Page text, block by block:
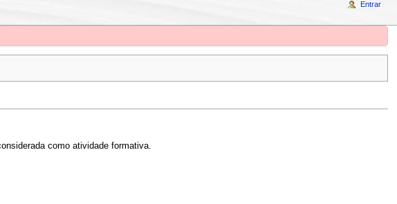
como atividade formativa.
Entrar